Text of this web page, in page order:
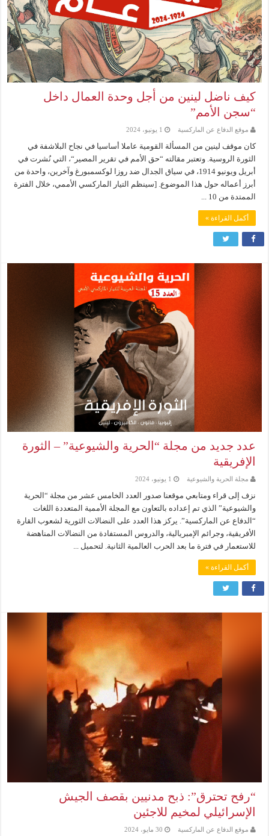
كيف ناضل لينين من أجل وحدة العمال داخل
“سجن الأمم”
موقع الدفاع عن الماركسية 1 يونيو، 2024
كان موقف لينين من المسألة القومية عاملا أساسيا في نجاح البلاشفة في
الثورة الروسية. وتعتبر مقالته “حق الأمم في تقرير المصير“، التي نُشرت في
أبريل ويونيو 1914، في سياق الجدال ضد روزا لوكسمبورغ وآخرين، واحدة من
أبرز أعماله حول هذا الموضوع. [سينظم التيار الماركسي الأممي، خلال الفترة
الممتدة من 10 ...
أكمل القراءة »
عدد جديد من مجلة “الحرية والشيوعية” – الثورة
الإفريقية
مجلة الحرية والشيوعية 1 يونيو، 2024
نزف إلى قراء ومتابعي موقعنا صدور العدد الخامس عشر من مجلة “الحرية
والشيوعية” الذي تم إعداده بالتعاون مع المجلة الأممية المتعددة اللغات
“الدفاع عن الماركسية”. يركز هذا العدد على النضالات الثورية لشعوب القارة
الأفريقية، وجرائم الإمبريالية، والدروس المستفادة من النضالات المناهضة
للاستعمار في فترة ما بعد الحرب العالمية الثانية. لتحميل ...
أكمل القراءة »
“رفح تحترق”: ذبح مدنيين بقصف الجيش
الإسرائيلي لمخيم للاجئين
موقع الدفاع عن الماركسية 30 مايو، 2024